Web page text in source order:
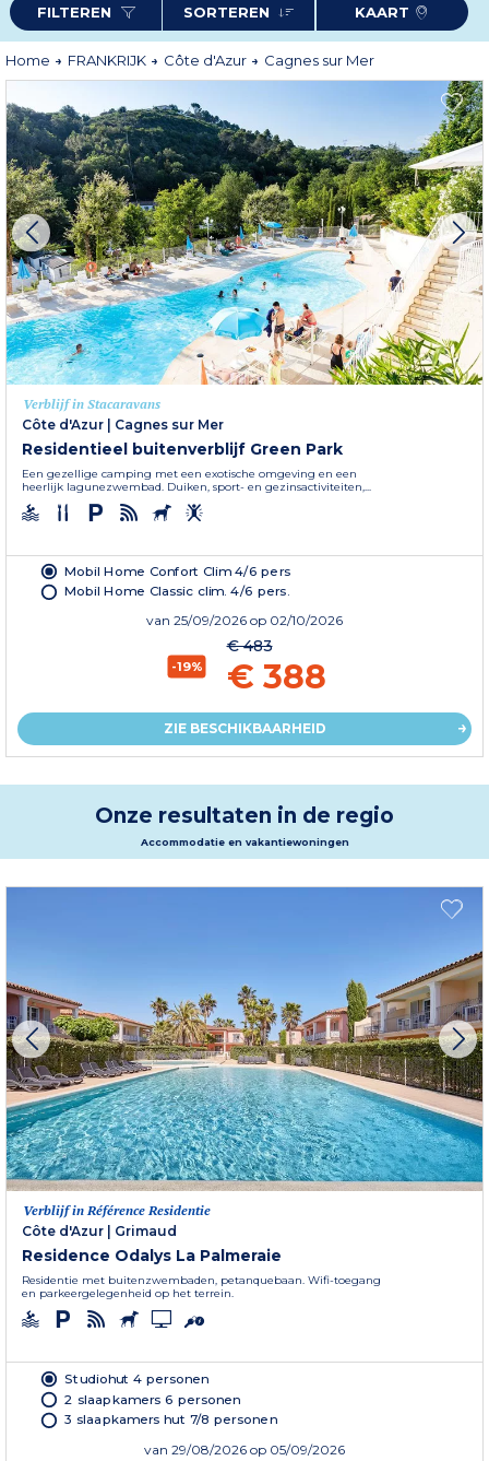
mix van traditie en moderniteit waarderen door de kleine, lage vissershuisjes
met blauwe luiken, de Chapelle Saint-Pierre en de vele winkels en
restaurants langs het strand. Mis tijdens uw verblijf in Cagnes-sur-Mer niet
de gelegenheid om de omgeving van de stad te verkennen, die ook prachtige
landschappen biedt ...
FILTEREN SORTEREN KAART
Home FRANKRIJK Côte d'Azur Cagnes sur Mer
Verblijf in Stacaravans
Côte d'Azur
Cagnes sur Mer
Residentieel buitenverblijf Green Park
Een gezellige camping met een exotische omgeving en een
heerlijk lagunezwembad. Duiken, sport- en gezinsactiviteiten,...
Mobil Home Confort Clim 4/6 pers
Mobil Home Classic clim. 4/6 pers.
van 25/09/2026 op 02/10/2026
-19%
€ 483
€ 388
ZIE BESCHIKBAARHEID
Onze resultaten in de regio
Accommodatie en vakantiewoningen
Verblijf in Référence Residentie
Côte d'Azur
Grimaud
Residence Odalys La Palmeraie
Residentie met buitenzwembaden, petanquebaan. Wifi-toegang
en parkeergelegenheid op het terrein.
Studiohut 4 personen
2 slaapkamers 6 personen
3 slaapkamers hut 7/8 personen
van 29/08/2026 op 05/09/2026